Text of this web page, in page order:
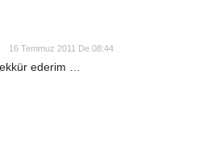
16 Temmuz 2011 De 08:44
ederim …